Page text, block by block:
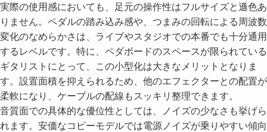
実際の使用感においても、足元の操作性はフルサイズと遜色あ
りません。ペダルの踏み込み感や、つまみの回転による周波数
変化のなめらかさは、ライブやスタジオでの本番でも十分通用
するレベルです。特に、ペダボードのスペースが限られている
ギタリストにとって、この小型化は大きなメリットとなりま
す。設置面積を抑えられるため、他のエフェクターとの配置が
柔軟になり、ケーブルの配線もスッキリ整理できます。
音質面での具体的な優位性としては、ノイズの少なさも挙げら
れます。安価なコピーモデルでは電源ノイズが乗りやすい傾向